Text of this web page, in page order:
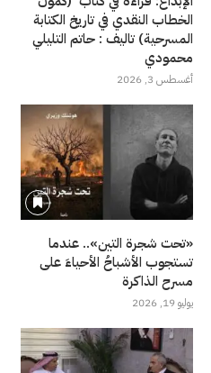
الخطاب النقدي في تاريخ الكتابة
المسرحية) تاليف : حاتم التليلي
محمودي
أغسطس 3, 2026
«تحت شجرة التين».. عندما
تستجوب الأشباحُ الأحياءَ على
مسرح الذاكرة
يوليو 19, 2026